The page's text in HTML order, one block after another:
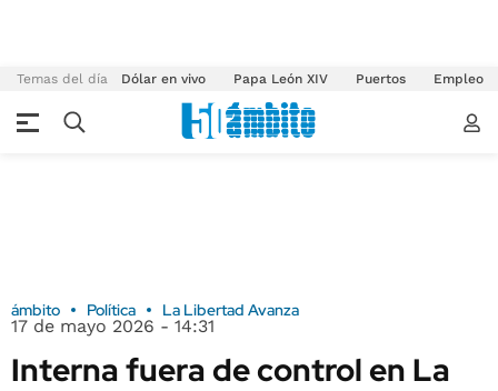
Temas del día Dólar en vivo Papa León XIV Puertos Empleo
ámbito Política La Libertad Avanza
17 de mayo 2026 - 14:31
Interna fuera de control en La